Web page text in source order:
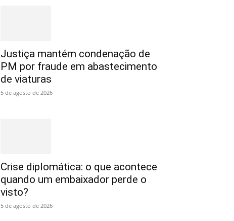
Justiça mantém condenação de
PM por fraude em abastecimento
de viaturas
5 de agosto de 2026
Crise diplomática: o que acontece
quando um embaixador perde o
visto?
5 de agosto de 2026